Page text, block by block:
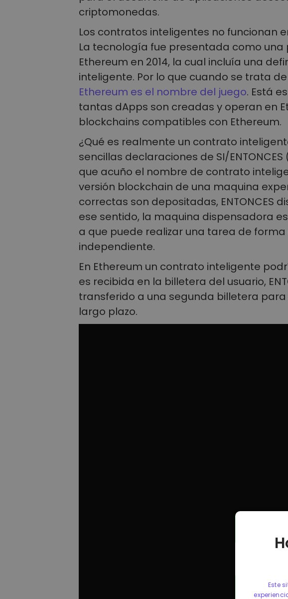
criptomonedas.
Los contratos inteligentes no funcionan
La tecnología fue presentada como
Ethereum en 2014, la cual incluía una
inteligente. Por lo que cuando se trata
Ethereum es el nombre del juego. Está
tantas dApps son creadas y operan en
blockchains compatibles con Ethereum.
¿Qué es realmente un contrato
sencillas declaraciones de SI/
que acuño el nombre de contrato
versión blockchain de una maquina
correctas son depositadas, ENTONCES
ese sentido, la maquina dispensadora
a que puede realizar una tarea de
independiente.
En Ethereum un contrato inteligente
es recibida en la billetera del usuario,
transferido a una segunda billetera
largo plazo.
Este